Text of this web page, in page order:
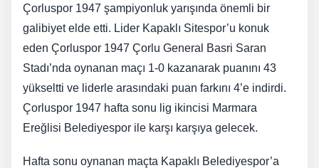
Çorluspor 1947 şampiyonluk yarışında önemli bir
galibiyet elde etti. Lider Kapaklı Sitespor’u konuk
eden Çorluspor 1947 Çorlu General Basri Saran
Stadı’nda oynanan maçı 1-0 kazanarak puanını 43
yükseltti ve liderle arasındaki puan farkını 4’e indirdi.
Çorluspor 1947 hafta sonu lig ikincisi Marmara
Ereğlisi Belediyespor ile karşı karşıya gelecek.
Hafta sonu oynanan maçta Kapaklı Belediyespor’a